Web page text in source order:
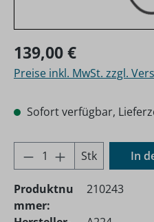
Regulärer Preis:
139,00 €
Preise inkl. MwSt. zzgl.
Sofort verfügbar,
Produkt Anzahl:
Stk In
Produktnu
mmer:
210243